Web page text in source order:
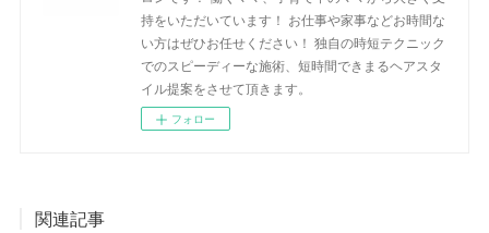
持をいただいています！ お仕事や家事などお時間な
い方はぜひお任せください！ 独自の時短テクニック
でのスピーディーな施術、短時間できまるヘアスタ
イル提案をさせて頂きます。
フォロー
関連記事